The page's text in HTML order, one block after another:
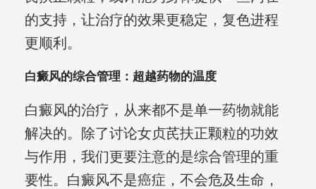
的支持，让治疗的效果更稳定，复色进程
更顺利。
白癜风的综合管理：超越药物的温度
白癜风的治疗，从来都不是单一药物就能
解决的。除了讨论女贞芪扶正颗粒的功效
与作用，我们更要注意的是综合管理的重
要性。白癜风不是癌症，不会危及生命，